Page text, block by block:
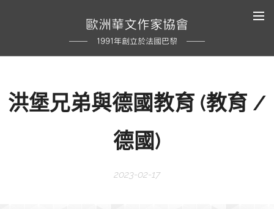
歐洲華文作家協會
1991年創立於法國巴黎
洪堡兄弟與德國教育 (教育 /
德國)
2023-02-17